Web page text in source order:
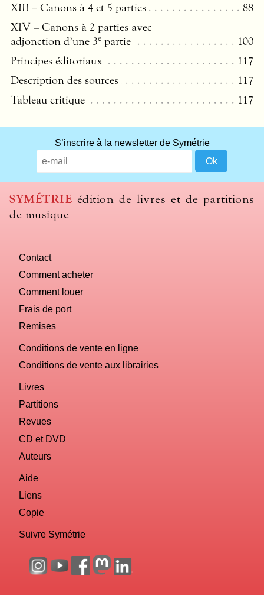
XIII – Canons à 4 et 5 parties
88
XIV – Canons à 2 parties avec
adjonction d’une 3e partie
100
Principes éditoriaux
117
Description des sources
117
Tableau critique
117
S’inscrire à la newsletter de Symétrie
SYMÉTRIE édition de livres et de partitions
de musique
Contact
Comment acheter
Comment louer
Frais de port
Remises
Conditions de vente en ligne
Conditions de vente aux librairies
Livres
Partitions
Revues
CD et DVD
Auteurs
Aide
Liens
Copie
Suivre Symétrie